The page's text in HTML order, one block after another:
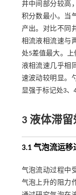
井中间部分较高
积分数最小。当
产出。对比不同
相流液相流速与
处5差值最大。
液相流速几乎相
速波动较明显。
显强于标记处3、
3 液体滞
3.1 气泡流运移
气泡流动过程中
气泡上升的阻力